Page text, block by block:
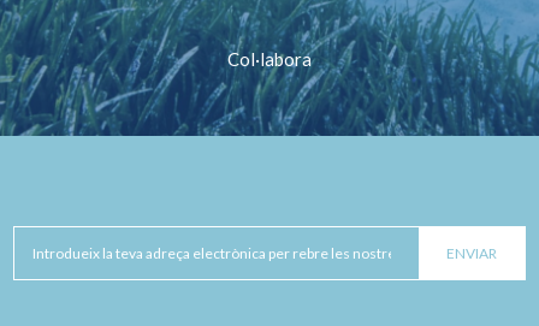
Col·labora